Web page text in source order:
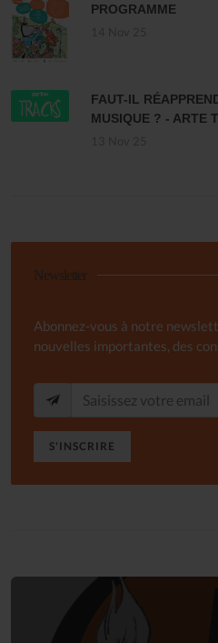
PROGRAMME
FAUT-IL
MUSIQUE ? - ARTE
Newsletter
Abonnez-vous à notre
nouvelles importantes, des
S'INSCRIRE